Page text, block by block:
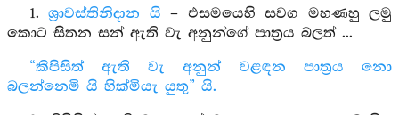
1.ශ්‍රාවස්තිනිදාන යි – එසමයෙහි සවග මහණහු ලමු
කොට සිතන සන් ඇති වැ අනුන්ගේ පාත්‍රය බලත් ...
“කිපිසිත් ඇති වැ අනුන් වළඳන පාත්‍රය නො
බලන්නෙමි යි හික්මියැ යුතු” යි.